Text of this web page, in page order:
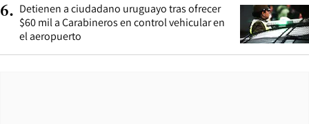
6. Detienen a ciudadano uruguayo tras ofrecer
$60 mil a Carabineros en control vehicular en
el aeropuerto